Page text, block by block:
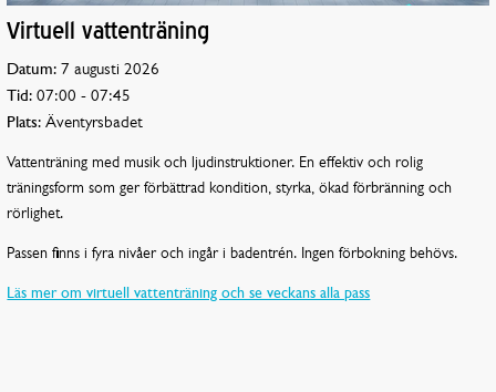
Virtuell vattenträning
Datum: 7 augusti 2026
Tid: 07:00 - 07:45
Plats: Äventyrsbadet
Vattenträning med musik och ljudinstruktioner. En effektiv och rolig
träningsform som ger förbättrad kondition, styrka, ökad förbränning och
rörlighet.
Passen finns i fyra nivåer och ingår i badentrén. Ingen förbokning behövs.
Läs mer om virtuell vattenträning och se veckans alla pass